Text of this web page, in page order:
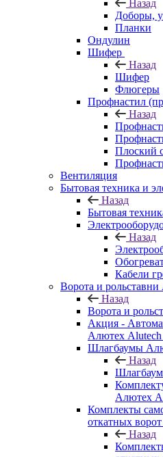
Назад
Доборы,
Планки
Ондулин
Шифер
Назад
Шифер
Флюгеры
Профнастил
Назад
Плоский
Вентиляция
Бытовая техника и
Назад
Бытовая
Назад
Кабели
Ворота и
Назад
Ворота и
Акция -
Алютех
Шлагбаумы
Назад
Алютех
Комплекты
откатных
Назад